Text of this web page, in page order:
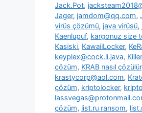
Jack.Pot,
Jager, jamdom@qq.com,
virüs çözümü, java virüsü,
Kaenlupuf, kargonuz size
Kasiski, KawaiiLocker,
keyplex@cock.li.java,
çözüm, KRAB nasıl çözülür
krastycorp@aol.com,
çözüm, kriptolocker,
çözüm, list.ru ransom,